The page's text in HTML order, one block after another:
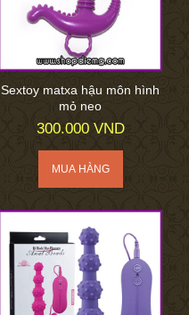
Sextoy matxa hậu môn hình
mỏ neo
300.000 VND